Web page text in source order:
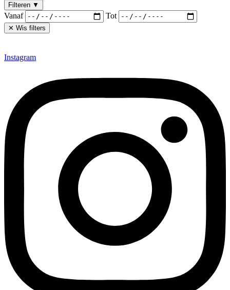
Filteren ▼
Vanaf Tot
✕ Wis filters
Instagram